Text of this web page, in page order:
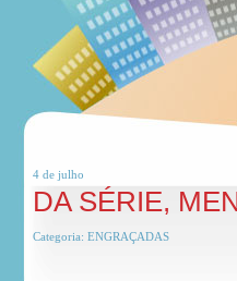
4 de julho
DA SÉRIE,
Categoria: ENGRAÇADAS